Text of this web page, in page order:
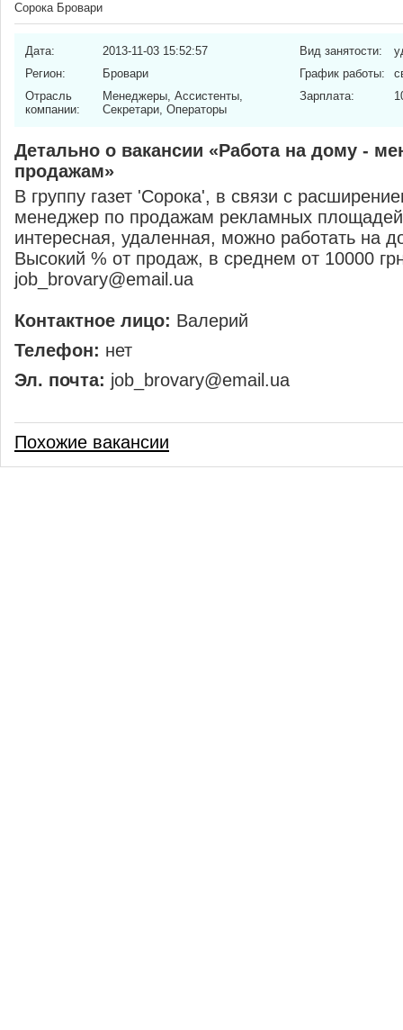
Сорока Бровари
Дата:
2013-11-03 15:52:57
Регион:
Бровари
Отрасль
компании:
Менеджеры, Ассистенты,
Секретари, Операторы
Вид занятости:
График работы:
Зарплата:
Детально о вакансии «Работа на дому -
продажам»
В группу газет 'Сорока', в связи с
менеджер по продажам рекламных площадей
интересная, удаленная, можно работать на
Высокий % от продаж, в среднем от 10000
job_brovary@email.ua
Контактное лицо: Валерий
Телефон: нет
Эл. почта: job_brovary@email.ua
Похожие вакансии